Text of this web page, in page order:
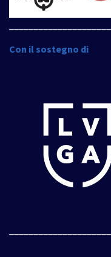
Con il sostegno di